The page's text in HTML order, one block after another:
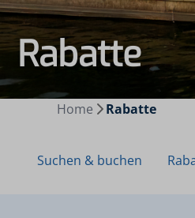
Rabatte
Home Rabatte
Suchen & buchen